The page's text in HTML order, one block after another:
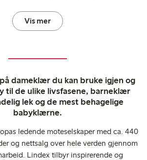
Vis mer
dameklær du kan bruke igjen og
til de ulike livsfasene, barneklær
lek og de mest behagelige
babyklærne.
ledende moteselskaper med ca. 440
og nettsalg over hele verden gjennom
Lindex tilbyr inspirerende og